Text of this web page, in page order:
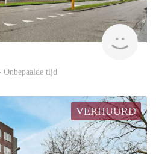
Onbepaalde tijd
VERHUURD